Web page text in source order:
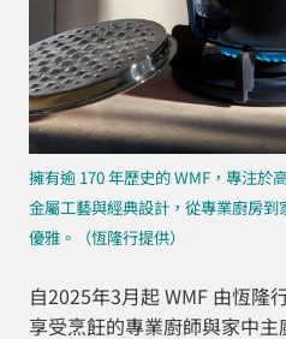
擁有逾 170 年歷史的 WMF，專注於
金屬工藝與經典設計，從專業廚房
優雅。（恆隆行提供）
自2025年3月起 WMF 由恆隆
享受烹飪的專業廚師與家中